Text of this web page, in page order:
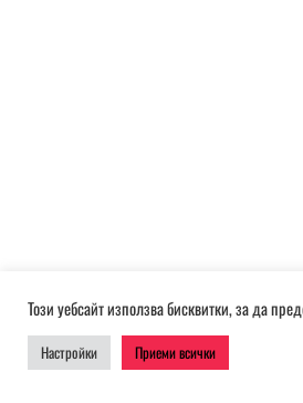
Този уебсайт използва бисквитки, за да
Настройки Приеми всички